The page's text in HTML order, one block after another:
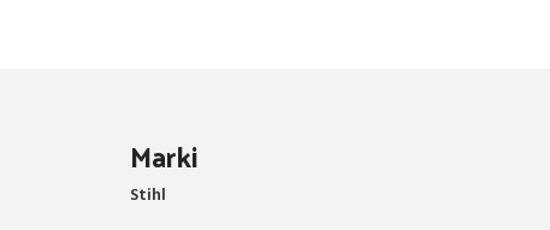
Marki
Stihl